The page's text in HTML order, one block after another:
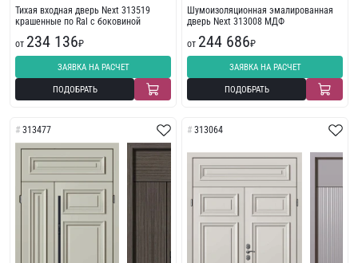
Тихая входная дверь Next 313519
крашенные по Ral с боковиной
от 234 136₽
ЗАЯВКА НА РАСЧЕТ
ПОДОБРАТЬ
Шумоизоляционная эмалированная
дверь Next 313008 МДФ
от 244 686₽
ЗАЯВКА НА РАСЧЕТ
ПОДОБРАТЬ
313477 313064